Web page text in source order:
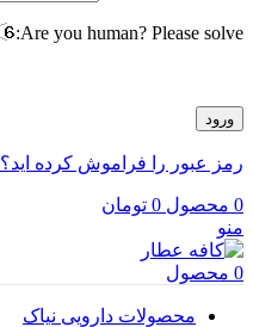
Are you human? Please solve:
ورود
رمز عبور را فراموش کرده اید؟
0 محصول 0 تومان
منو
0 محصول
محصولات دارویی نیاک